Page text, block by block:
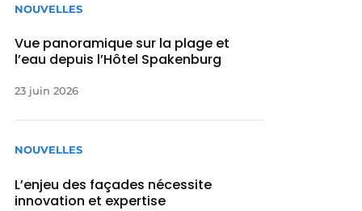
NOUVELLES
Vue panoramique sur la plage et
l’eau depuis l’Hôtel Spakenburg
23 juin 2026
NOUVELLES
L’enjeu des façades nécessite
innovation et expertise